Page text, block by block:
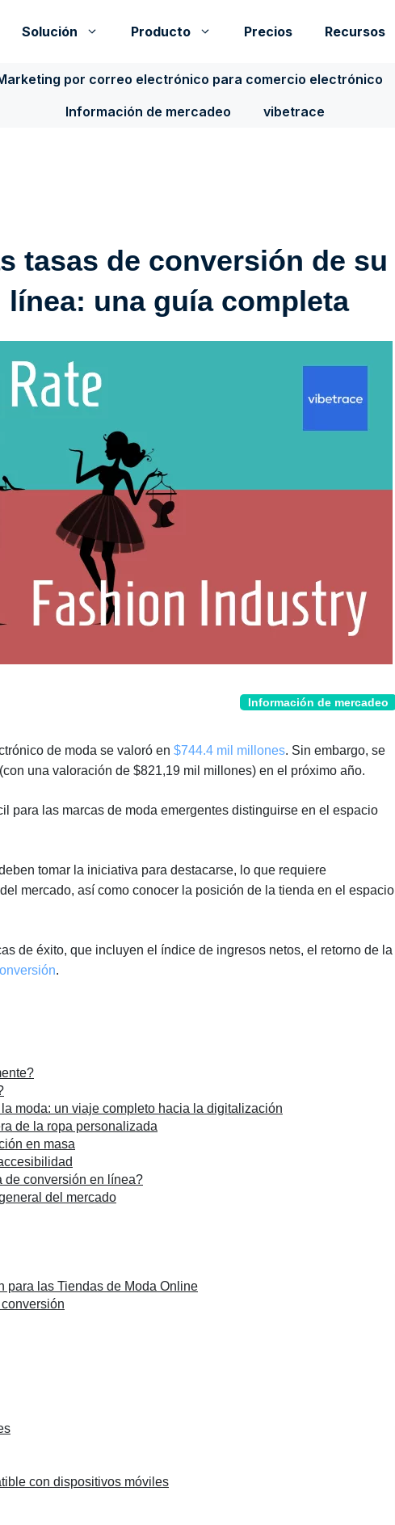
Solución Producto Precios Recursos
por correo electrónico para comercio electrónico
Información de mercadeo
vibetrace
tasas de conversión de su
una guía completa
Información de mercadeo
de moda se valoró en $744.4 mil millones. Sin embargo, se
una valoración de $821,19 mil millones) en el próximo año.
para las marcas de moda emergentes distinguirse en el espacio
tomar la iniciativa para destacarse, lo que requiere
mercado, así como conocer la posición de la tienda en el espacio
de éxito, que incluyen el índice de ingresos netos, el retorno de la
.
moda: un viaje completo hacia la digitalización
de la ropa personalizada
en masa
de conversión en línea?
del mercado
para las Tiendas de Moda Online
con dispositivos móviles